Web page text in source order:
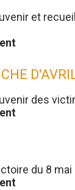
et
des
du 8 mai